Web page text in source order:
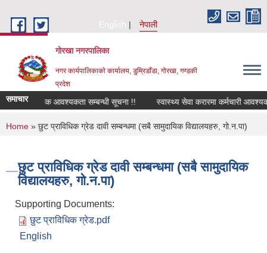
English
नेपाली
गोरखा नगरपालिका
नगर कार्यपालिकाको कार्यालय, डुम्रिडाँडा, गोरखा, गण्डकी
प्रदेश
समाचार
सवारी चालक आवश्यकता सम्बन्धी सूचना !! स्वास्थ्य सेवा करारमा कर्मचारी
You are here
Home » छुट प्राविधिक ग्रेड दावी सम्बन्धमा (सबै सामुदायिक विद्यालयहरु, गो.न.पा)
छुट प्राविधिक ग्रेड दावी सम्बन्धमा (सबै सामुदायिक
विद्यालयहरु, गो.न.पा)
Supporting Documents:
छुट प्राविधिक ग्रेड.pdf
English